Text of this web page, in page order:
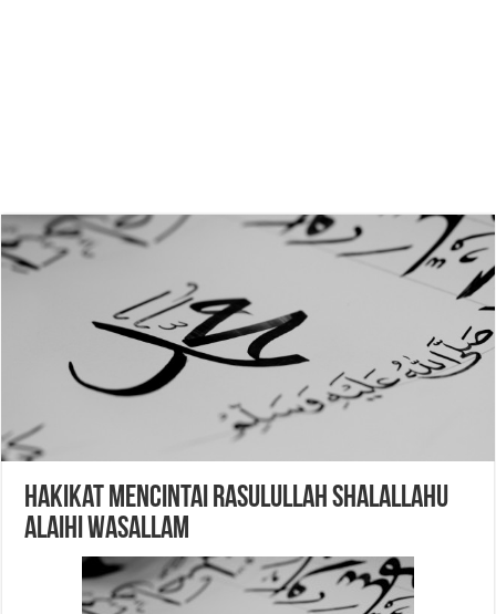
Hakikat Mencintai Rasulullah shalallahu
alaihi wasallam